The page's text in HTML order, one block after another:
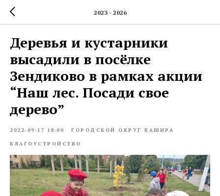
2023 - 2026
Деревья и кустарники
высадили в посёлке
Зендиково в рамках акции
“Наш лес. Посади свое
дерево”
2022-09-17 18:00 ГОРОДСКОЙ ОКРУГ КАШИРА
БЛАГОУСТРОЙСТВО